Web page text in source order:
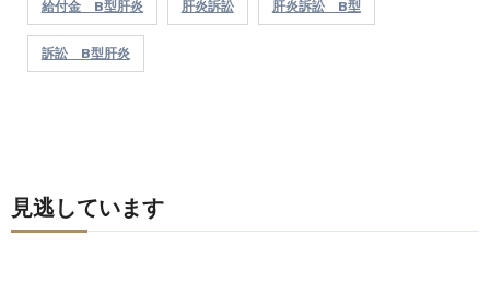
給付金 B型肝炎 肝炎訴訟 肝炎訴訟 B型
訴訟 B型肝炎
見逃しています